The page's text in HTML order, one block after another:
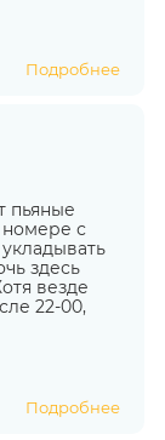
Подробнее
пьяные
номере с
здесь
везде
22-00,
Подробнее